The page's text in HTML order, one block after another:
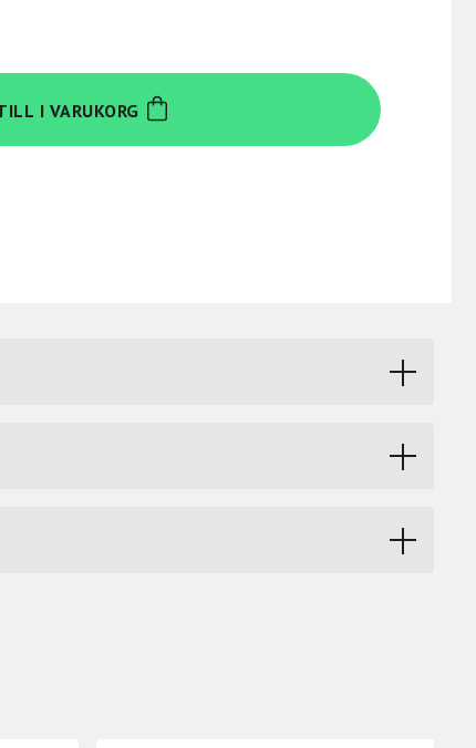
I VARUKORG
mellan 9 volt och 18 volt/800mA.